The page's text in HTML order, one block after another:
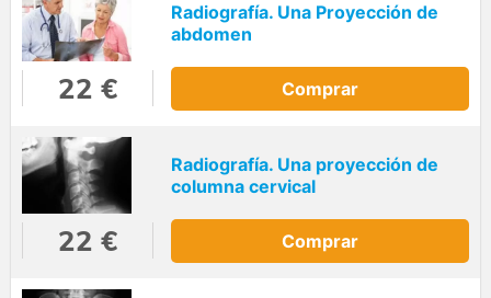
Radiografía. Una Proyección de
abdomen
22 € Comprar
Radiografía. Una proyección de
columna cervical
22 € Comprar